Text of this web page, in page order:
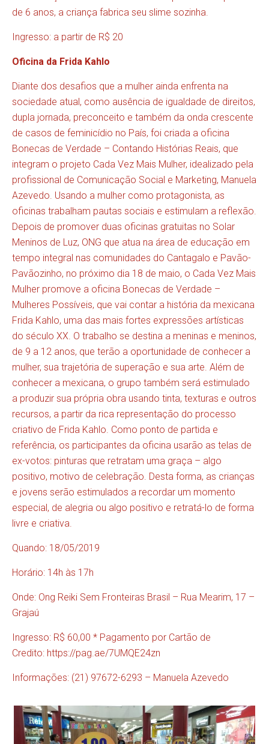
de 6 anos, a criança fabrica seu slime sozinha.
Ingresso: a partir de R$ 20
Oficina da Frida Kahlo
Diante dos desafios que a mulher ainda enfrenta na
sociedade atual, como ausência de igualdade de direitos,
dupla jornada, preconceito e também da onda crescente
de casos de feminicídio no País, foi criada a oficina
Bonecas de Verdade – Contando Histórias Reais, que
integram o projeto Cada Vez Mais Mulher, idealizado pela
profissional de Comunicação Social e Marketing, Manuela
Azevedo. Usando a mulher como protagonista, as
oficinas trabalham pautas sociais e estimulam a reflexão.
Depois de promover duas oficinas gratuitas no Solar
Meninos de Luz, ONG que atua na área de educação em
tempo integral nas comunidades do Cantagalo e Pavão-
Pavãozinho, no próximo dia 18 de maio, o Cada Vez Mais
Mulher promove a oficina Bonecas de Verdade –
Mulheres Possíveis, que vai contar a história da mexicana
Frida Kahlo, uma das mais fortes expressões artísticas
do século XX. O trabalho se destina a meninas e meninos,
de 9 a 12 anos, que terão a oportunidade de conhecer a
mulher, sua trajetória de superação e sua arte. Além de
conhecer a mexicana, o grupo também será estimulado
a produzir sua própria obra usando tinta, texturas e outros
recursos, a partir da rica representação do processo
criativo de Frida Kahlo. Como ponto de partida e
referência, os participantes da oficina usarão as telas de
ex-votos: pinturas que retratam uma graça – algo
positivo, motivo de celebração. Desta forma, as crianças
e jovens serão estimulados a recordar um momento
especial, de alegria ou algo positivo e retratá-lo de forma
livre e criativa.
Quando: 18/05/2019
Horário: 14h às 17h
Onde: Ong Reiki Sem Fronteiras Brasil – Rua Mearim, 17 –
Grajaú
Ingresso: R$ 60,00 * Pagamento por Cartão de
Credito: https://pag.ae/7UMQE24zn
Informações: (21) 97672-6293 – Manuela Azevedo